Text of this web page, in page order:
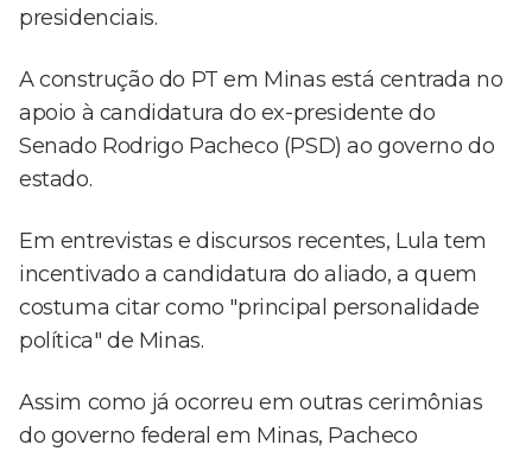
presidenciais.
A construção do PT em Minas está centrada no
apoio à candidatura do ex-presidente do
Senado Rodrigo Pacheco (PSD) ao governo do
estado.
Em entrevistas e discursos recentes, Lula tem
incentivado a candidatura do aliado, a quem
costuma citar como "principal personalidade
política" de Minas.
Assim como já ocorreu em outras cerimônias
do governo federal em Minas, Pacheco